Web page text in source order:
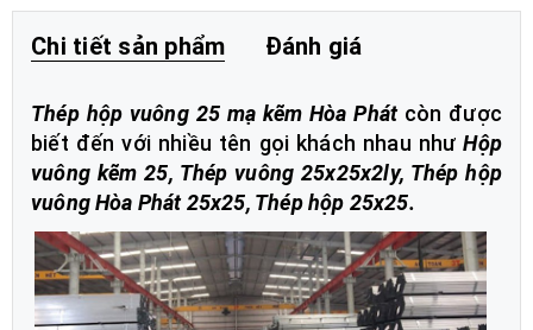
Chi tiết sản phẩm Đánh giá
Thép hộp vuông 25 mạ kẽm Hòa Phát còn được
biết đến với nhiều tên gọi khách nhau như Hộp
vuông kẽm 25, Thép vuông 25x25x2ly, Thép hộp
vuông Hòa Phát 25x25, Thép hộp 25x25.